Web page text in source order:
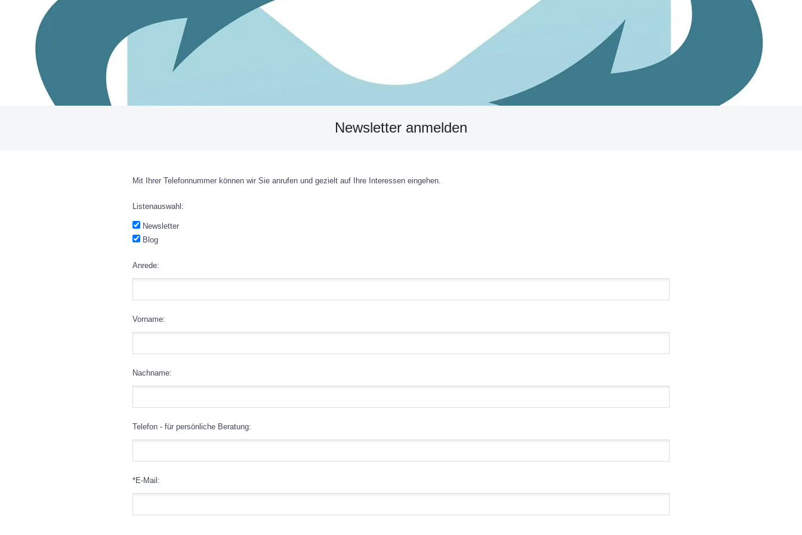
Newsletter anmelden
Mit Ihrer Telefonnummer können wir Sie anrufen und gezielt auf Ihre Interessen eingehen.
Listenauswahl:
Newsletter
Blog
Anrede:
Vorname:
Nachname:
Telefon - für persönliche Beratung:
*E-Mail: